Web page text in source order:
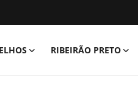
RIBEIRÃO PRETO